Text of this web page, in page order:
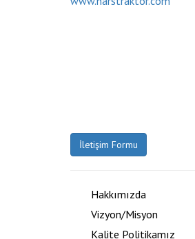
İletişim Formu
Hakkımızda
Vizyon/Misyon
Kalite Politikamız